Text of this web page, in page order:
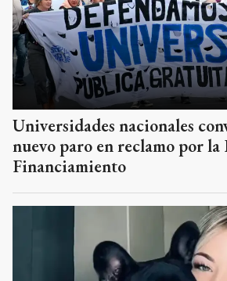
Universidades nacionales
nuevo paro en reclamo por la
Financiamiento